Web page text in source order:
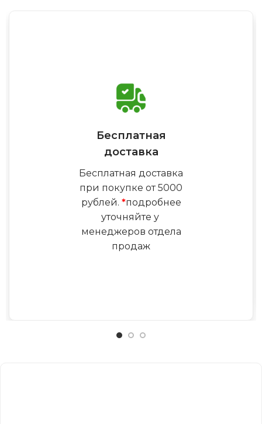
Бесплатная
доставка
Бесплатная доставка
при покупке от 5000
рублей. *подробнее
уточняйте у
менеджеров отдела
продаж